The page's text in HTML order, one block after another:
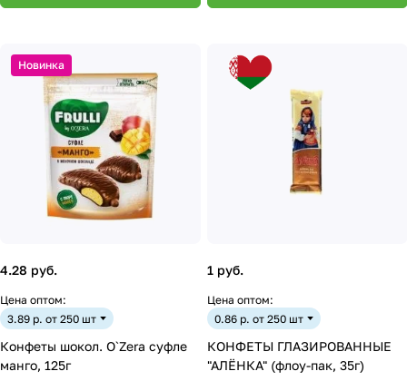
Новинка
4.28 руб.
Цена оптом:
3.89 р. от 250 шт
Конфеты шокол. O`Zera суфле
манго, 125г
1 руб.
Цена оптом:
0.86 р. от 250 шт
КОНФЕТЫ ГЛАЗИРОВАННЫЕ
"АЛЁНКА" (флоу-пак, 35г)